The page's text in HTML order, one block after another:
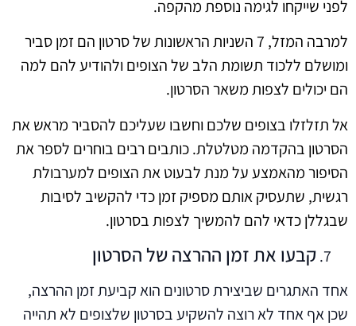
לפני שייקחו לגימה נוספת מהקפה.
למרבה המזל, 7 השניות הראשונות של סרטון הם זמן סביר
ומושלם ללכוד תשומת הלב של הצופים ולהודיע ​​להם למה
הם יכולים לצפות משאר הסרטון.
אל תזלזלו בצופים שלכם וחשבו שעליכם להסביר מראש את
הסרטון בהקדמה מטלטלת. כותבים רבים בוחרים לספר את
הסיפור מהאמצע על מנת לבעוט את הצופים למערבולת
רגשית, שתעסיק אותם מספיק זמן כדי להקשיב לסיבות
שבגללן כדאי להם להמשיך לצפות בסרטון.
קבעו את זמן ההרצה של הסרטון
אחד האתגרים שביצירת סרטונים הוא קביעת זמן ההרצה,
שכן אף אחד לא רוצה להשקיע בסרטון שלצופים לא תהייה